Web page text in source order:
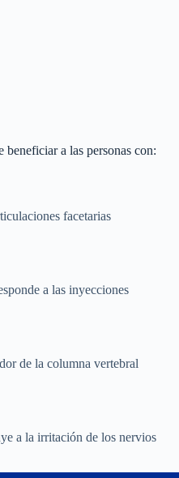
beneficiar a las personas con:
facetarias
a las inyecciones
de la columna vertebral
a la irritación de los nervios